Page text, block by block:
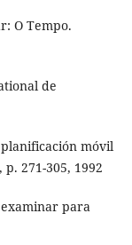
O Tempo.
de
planificación móvil
271-305, 1992
examinar para